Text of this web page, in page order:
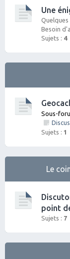
Une
Besoin
Sujets : 4
Sous-
Discussions
Sujets : 1
Le
point
Sujets : 7